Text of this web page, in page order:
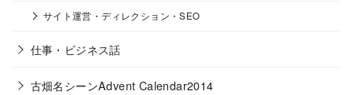
サイト運営・ディレクション・SEO
仕事・ビジネス話
古畑名シーンAdvent Calendar2014